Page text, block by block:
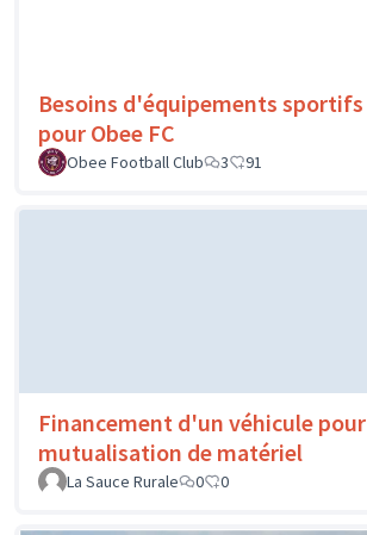
Besoins d'équipements sportifs
pour Obee FC
Obee Football Club
3 91
Financement d'un véhicule pour
mutualisation de matériel
La Sauce Rurale
0 0